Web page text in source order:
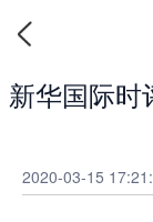
新华国际时
2020-03-15